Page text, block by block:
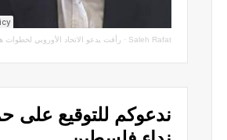
Saleh Rafat
· رأفت يدعو الاتحاد الأوروبي لخطوات هيكلية ومراجعة اتفاقيات